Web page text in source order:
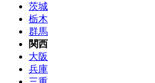
茨城
栃木
群馬
関西
大阪
兵庫